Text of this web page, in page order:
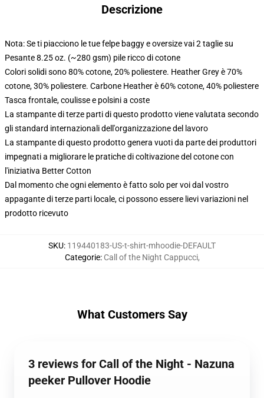
Descrizione
Nota: Se ti piacciono le tue felpe baggy e oversize vai 2 taglie su
Pesante 8.25 oz. (~280 gsm) pile ricco di cotone
Colori solidi sono 80% cotone, 20% poliestere. Heather Grey è 70%
cotone, 30% poliestere. Carbone Heather è 60% cotone, 40% poliestere
Tasca frontale, coulisse e polsini a coste
La stampante di terze parti di questo prodotto viene valutata secondo
gli standard internazionali dell'organizzazione del lavoro
La stampante di questo prodotto genera vuoti da parte dei produttori
impegnati a migliorare le pratiche di coltivazione del cotone con
l'iniziativa Better Cotton
Dal momento che ogni elemento è fatto solo per voi dal vostro
appagante di terze parti locale, ci possono essere lievi variazioni nel
prodotto ricevuto
SKU: 119440183-US-t-shirt-mhoodie-DEFAULT
Categorie: Call of the Night Cappucci,
What Customers Say
3 reviews for Call of the Night - Nazuna
peeker Pullover Hoodie